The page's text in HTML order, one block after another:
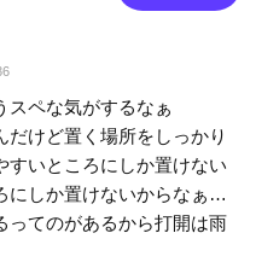
スペな気がするなぁ
けど置く場所をしっかり
すいところにしか置けない
にしか置けないからなぁ…
ってのがあるから打開は雨